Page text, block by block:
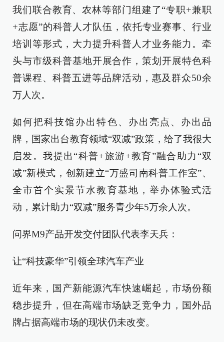
我们联合教育、农林等部门组建了“专职+兼职
+志愿”的科普人才队伍，依托专业赛事、行业
培训等形式，大力提升科普人才业务能力。牵
头与市级科普基地开展合作，策划开展特色科
普课程、科普五进等品牌活动，惠及群众50余
万人次。
如何把科技馆办出特色、办出亮点、办出品
牌，国家出台教育领域“双减”政策，给了我很大
启发。我提出“科普+旅游+教育”融合助力“双
减”新模式，创新建立“万盛司南科普工作室”、
全市首个实景节水教育基地，举办体验式活
动，累计助力“双减”服务青少年5万余人次。
问界M9产品开发交付团队代表李天兵：
让“科技豪华”引领全球汽车产业
近年来，国产新能源汽车快速崛起，市场份额
稳步提升，但在高端市场缺乏竞争力，国外品
牌占据高端市场的现状仍未改变。